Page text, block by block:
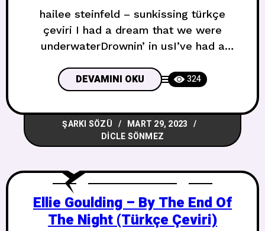
hailee steinfeld – sunkissing türkçe
çeviri I had a dream that we were
underwaterDrownin’ in usI’ve had a
it’s love Su altında olduğumuza dair bir
rüya gördümİçimizde boğuldukYukarıda
bir şey olduğunu hissettimBelki aşktır
CaliforniaRight in front of yaFast lane
followerBaby, take my hand and don’t let
DEVAMINI OKU 324
ŞARKI SÖZÜ
MART 29, 2023
DICLE SÖNMEZ
Ellie Goulding – By The End Of
The Night (Türkçe Çeviri)